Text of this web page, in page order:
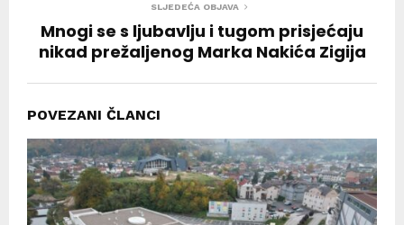
SLJEDEĆA OBJAVA
Mnogi se s ljubavlju i tugom prisjećaju
nikad prežaljenog Marka Nakića Zigija
POVEZANI ČLANCI